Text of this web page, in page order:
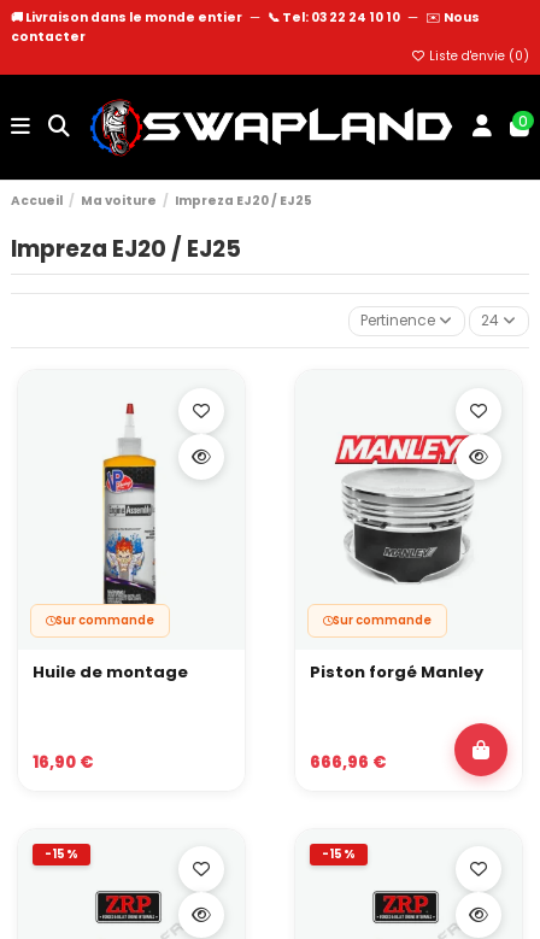
🚚 Livraison dans le monde entier — 📞 Tel: 03 22 24 10 10 — ✉️ Nous
contacter
Liste d'envie (0)
0
Accueil Ma voiture Impreza EJ20 / EJ25
Impreza EJ20 / EJ25
Pertinence 24
Sur commande
Huile de montage
16,90 €
Sur commande
Piston forgé Manley
666,96 €
-15% -15%